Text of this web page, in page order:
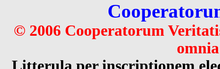
© 2006 Cooperatorum